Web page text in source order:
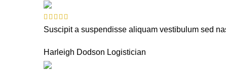
Suscipit a suspendisse aliquam vestibulum sed
Harleigh Dodson Logistician